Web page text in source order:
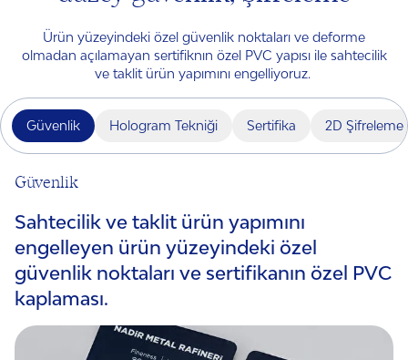
Ürün yüzeyindeki özel güvenlik noktaları ve deforme
olmadan açılamayan sertifiknın özel PVC yapısı ile sahtecilik
ve taklit ürün yapımını engelliyoruz.
Güvenlik Hologram Tekniği Sertifika 2D Şifreleme
Güvenlik
Sahtecilik ve taklit ürün yapımını
engelleyen ürün yüzeyindeki özel
güvenlik noktaları ve sertifikanın özel PVC
kaplaması.